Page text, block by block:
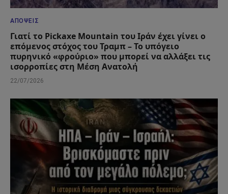
ΑΠΌΨΕΙΣ
Γιατί το Pickaxe Mountain του Ιράν έχει γίνει ο
επόμενος στόχος του Τραμπ – Το υπόγειο
πυρηνικό «φρούριο» που μπορεί να αλλάξει τις
ισορροπίες στη Μέση Ανατολή
22/07/2026